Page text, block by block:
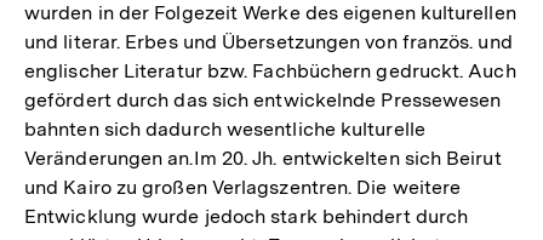
wurden in der Folgezeit Werke des eigenen kulturellen
und literar. Erbes und Übersetzungen von französ. und
englischer Literatur bzw. Fachbüchern gedruckt. Auch
gefördert durch das sich entwickelnde Pressewesen
bahnten sich dadurch wesentliche kulturelle
Veränderungen an.Im 20. Jh. entwickelten sich Beirut
und Kairo zu großen Verlagszentren. Die weitere
Entwicklung wurde jedoch stark behindert durch